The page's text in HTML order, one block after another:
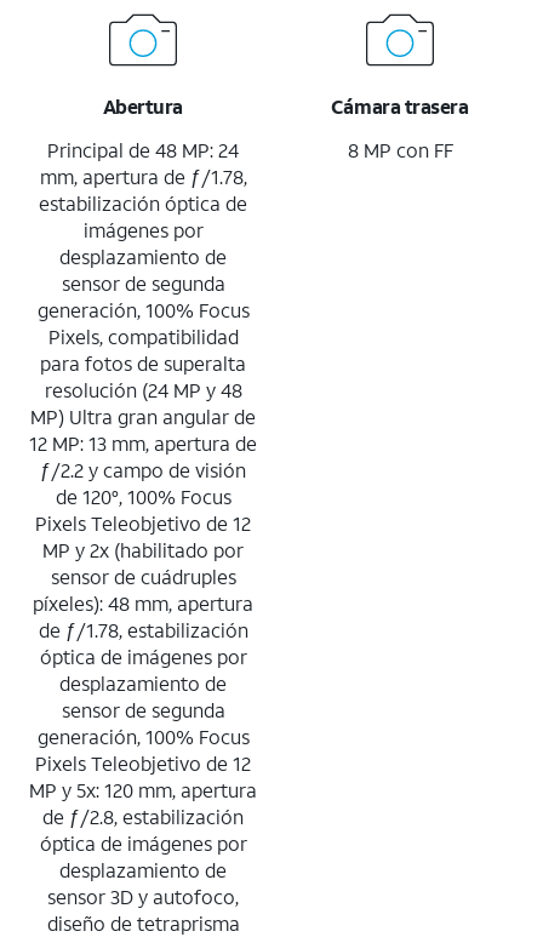
Abertura
Principal de 48 MP: 24
mm, apertura de ƒ/1.78,
estabilización óptica de
imágenes por
desplazamiento de
sensor de segunda
generación, 100% Focus
Pixels, compatibilidad
para fotos de superalta
resolución (24 MP y 48
MP) Ultra gran angular de
12 MP: 13 mm, apertura de
ƒ/2.2 y campo de visión
de 120°, 100% Focus
Pixels Teleobjetivo de 12
MP y 2x (habilitado por
sensor de cuádruples
píxeles): 48 mm, apertura
de ƒ/1.78, estabilización
óptica de imágenes por
desplazamiento de
sensor de segunda
generación, 100% Focus
Pixels Teleobjetivo de 12
MP y 5x: 120 mm, apertura
de ƒ/2.8, estabilización
óptica de imágenes por
desplazamiento de
sensor 3D y autofoco,
diseño de tetraprisma
Cámara trasera
8 MP con FF